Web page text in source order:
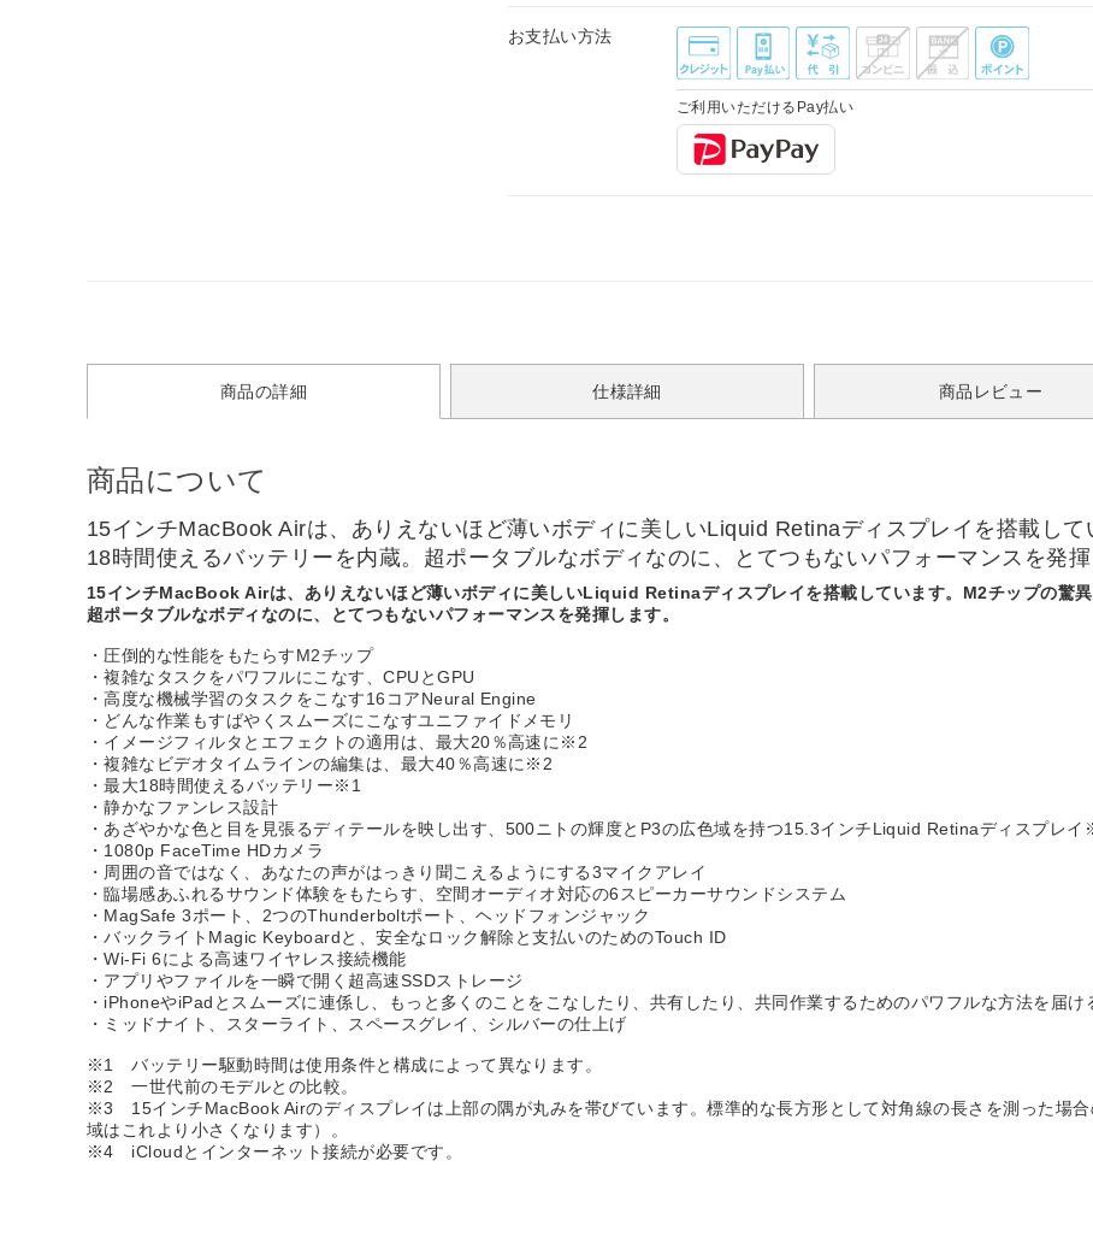
お支払い方法
ご利用いただけるPay払い
商品の詳細 仕様詳細 商品レビュー
商品について
15インチMacBook Airは、ありえないほど薄いボディに美しいLiquid Retinaディスプレイを搭載し
18時間使えるバッテリーを内蔵。超ポータブルなボディなのに、とてつもないパフォーマンスを発揮
15インチMacBook Airは、ありえないほど薄いボディに美しいLiquid Retinaディスプレイを搭載しています。M2チップの驚
超ポータブルなボディなのに、とてつもないパフォーマンスを発揮します。
・圧倒的な性能をもたらすM2チップ
・複雑なタスクをパワフルにこなす、CPUとGPU
・高度な機械学習のタスクをこなす16コアNeural Engine
・どんな作業もすばやくスムーズにこなすユニファイドメモリ
・イメージフィルタとエフェクトの適用は、最大20％高速に※2
・複雑なビデオタイムラインの編集は、最大40％高速に※2
・最大18時間使えるバッテリー※1
・静かなファンレス設計
・あざやかな色と目を見張るディテールを映し出す、500ニトの輝度とP3の広色域を持つ15.3インチLiquid Retinaディスプレ
・1080p FaceTime HDカメラ
・周囲の音ではなく、あなたの声がはっきり聞こえるようにする3マイクアレイ
・臨場感あふれるサウンド体験をもたらす、空間オーディオ対応の6スピーカーサウンドシステム
・MagSafe 3ポート、2つのThunderboltポート、ヘッドフォンジャック
・バックライトMagic Keyboardと、安全なロック解除と支払いのためのTouch ID
・Wi-Fi 6による高速ワイヤレス接続機能
・アプリやファイルを一瞬で開く超高速SSDストレージ
・iPhoneやiPadとスムーズに連係し、もっと多くのことをこなしたり、共有したり、共同作業するためのパワフルな方法を届
・ミッドナイト、スターライト、スペースグレイ、シルバーの仕上げ
※1 バッテリー駆動時間は使用条件と構成によって異なります。
※2 一世代前のモデルとの比較。
※3 15インチMacBook Airのディスプレイは上部の隅が丸みを帯びています。標準的な長方形として対角線の長さを測った場
域はこれより小さくなります）。
※4 iCloudとインターネット接続が必要です。